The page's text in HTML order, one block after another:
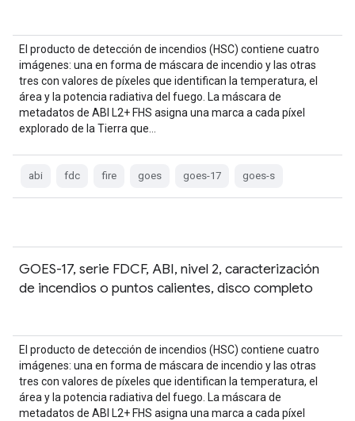
El producto de detección de incendios (HSC) contiene cuatro
imágenes: una en forma de máscara de incendio y las otras
tres con valores de píxeles que identifican la temperatura, el
área y la potencia radiativa del fuego. La máscara de
metadatos de ABI L2+ FHS asigna una marca a cada píxel
explorado de la Tierra que…
abi fdc fire goes goes-17 goes-s
GOES-17, serie FDCF, ABI, nivel 2, caracterización
de incendios o puntos calientes, disco completo
El producto de detección de incendios (HSC) contiene cuatro
imágenes: una en forma de máscara de incendio y las otras
tres con valores de píxeles que identifican la temperatura, el
área y la potencia radiativa del fuego. La máscara de
metadatos de ABI L2+ FHS asigna una marca a cada píxel